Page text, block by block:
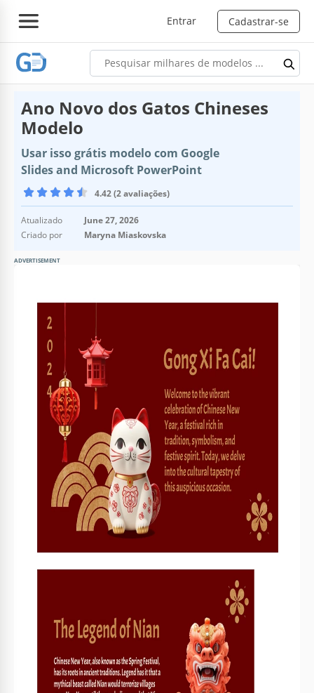
Entrar Cadastrar-se
Ano Novo dos Gatos Chineses
Modelo
Usar isso grátis modelo com Google
Slides and Microsoft PowerPoint
4.42 (2 avaliações)
Atualizado
June 27, 2026
Criado por
Maryna Miaskovska
ADVERTISEMENT